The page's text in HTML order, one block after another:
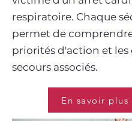
respiratoire. Chaque
permet de
priorités d'action et les
secours associés.
En savoir plus